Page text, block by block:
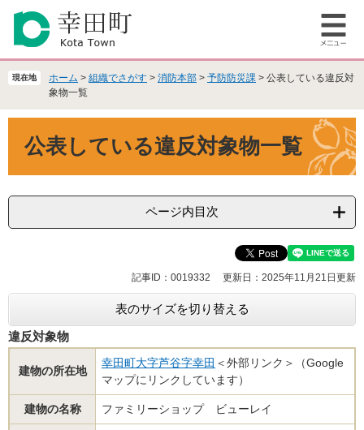
の
で
ー
ば
文
へ
メ
ー
現在地 ホーム > 組織でさがす > 消防本部 > 予防防災課 > 公表している違反対
象物一覧
公表している違反対象物一覧
ページ内目次
記事ID：0019332 更新日：2025年11月21日更新
表のサイズを切り替える
違反対象物
建物の所在地
幸田町大字芦谷字幸田 ＜外部リンク＞
（Google
マップにリンクしています）
建物の名称 ファミリーショップ ビューレイ